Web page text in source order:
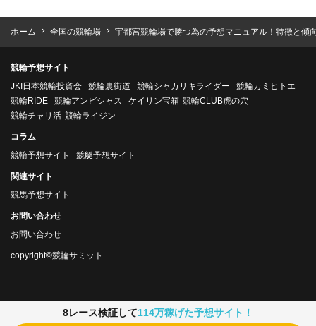
ホーム 全国の競輪場 宇都宮競輪場で勝つ為の予想マニュアル！特徴と傾
競輪予想サイト
JKI日本競輪投資会
競輪裏街道 競輪シャカリキライダー
競輪カミヒトエ
競輪RIDE
競輪アンビシャス ケイリン宝箱 競輪CLUB虎の穴
競輪チャリ活 競輪ライジン
コラム
競輪予想サイト
競艇予想サイト
関連サイト
競馬予想サイト
お問い合わせ
お問い合わせ
copyright©競輪サミット
8レース検証して114万稼げた予想サイト！